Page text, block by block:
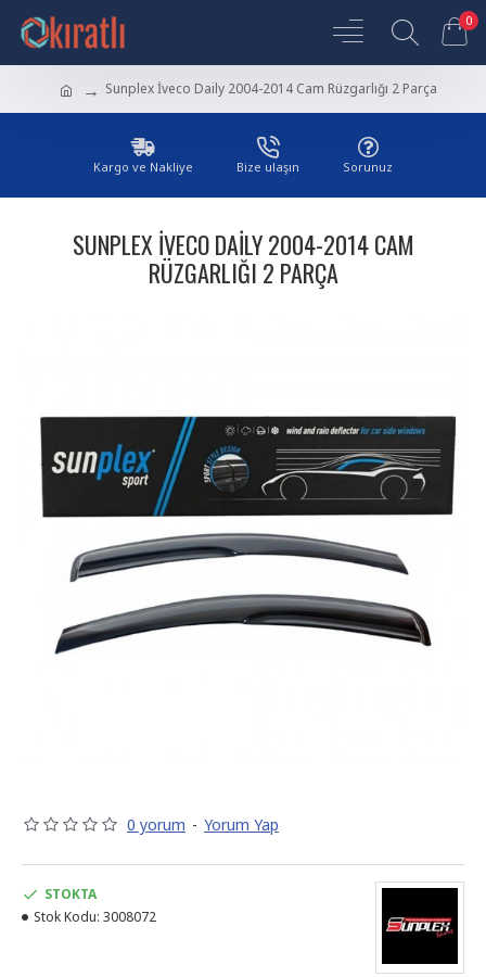
0
Sunplex İveco Daily 2004-2014 Cam Rüzgarlığı 2 Parça
Kargo ve Nakliye Bize ulaşın Sorunuz
SUNPLEX İVECO DAILY 2004-2014 CAM
RÜZGARLIĞI 2 PARÇA
0 yorum - Yorum Yap
STOKTA
Stok Kodu: 3008072